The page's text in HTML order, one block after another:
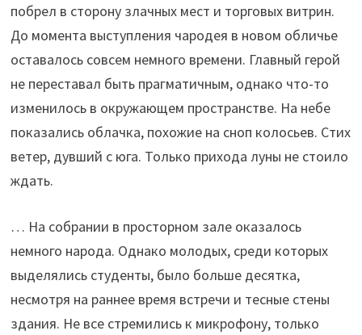
побрел в сторону злачных мест и торговых витрин.
До момента выступления чародея в новом обличье
оставалось совсем немного времени. Главный герой
не переставал быть прагматичным, однако что-то
изменилось в окружающем пространстве. На небе
показались облачка, похожие на сноп колосьев. Стих
ветер, дувший с юга. Только прихода луны не стоило
ждать.
… На собрании в просторном зале оказалось
немного народа. Однако молодых, среди которых
выделялись студенты, было больше десятка,
несмотря на раннее время встречи и тесные стены
здания. Не все стремились к микрофону, только